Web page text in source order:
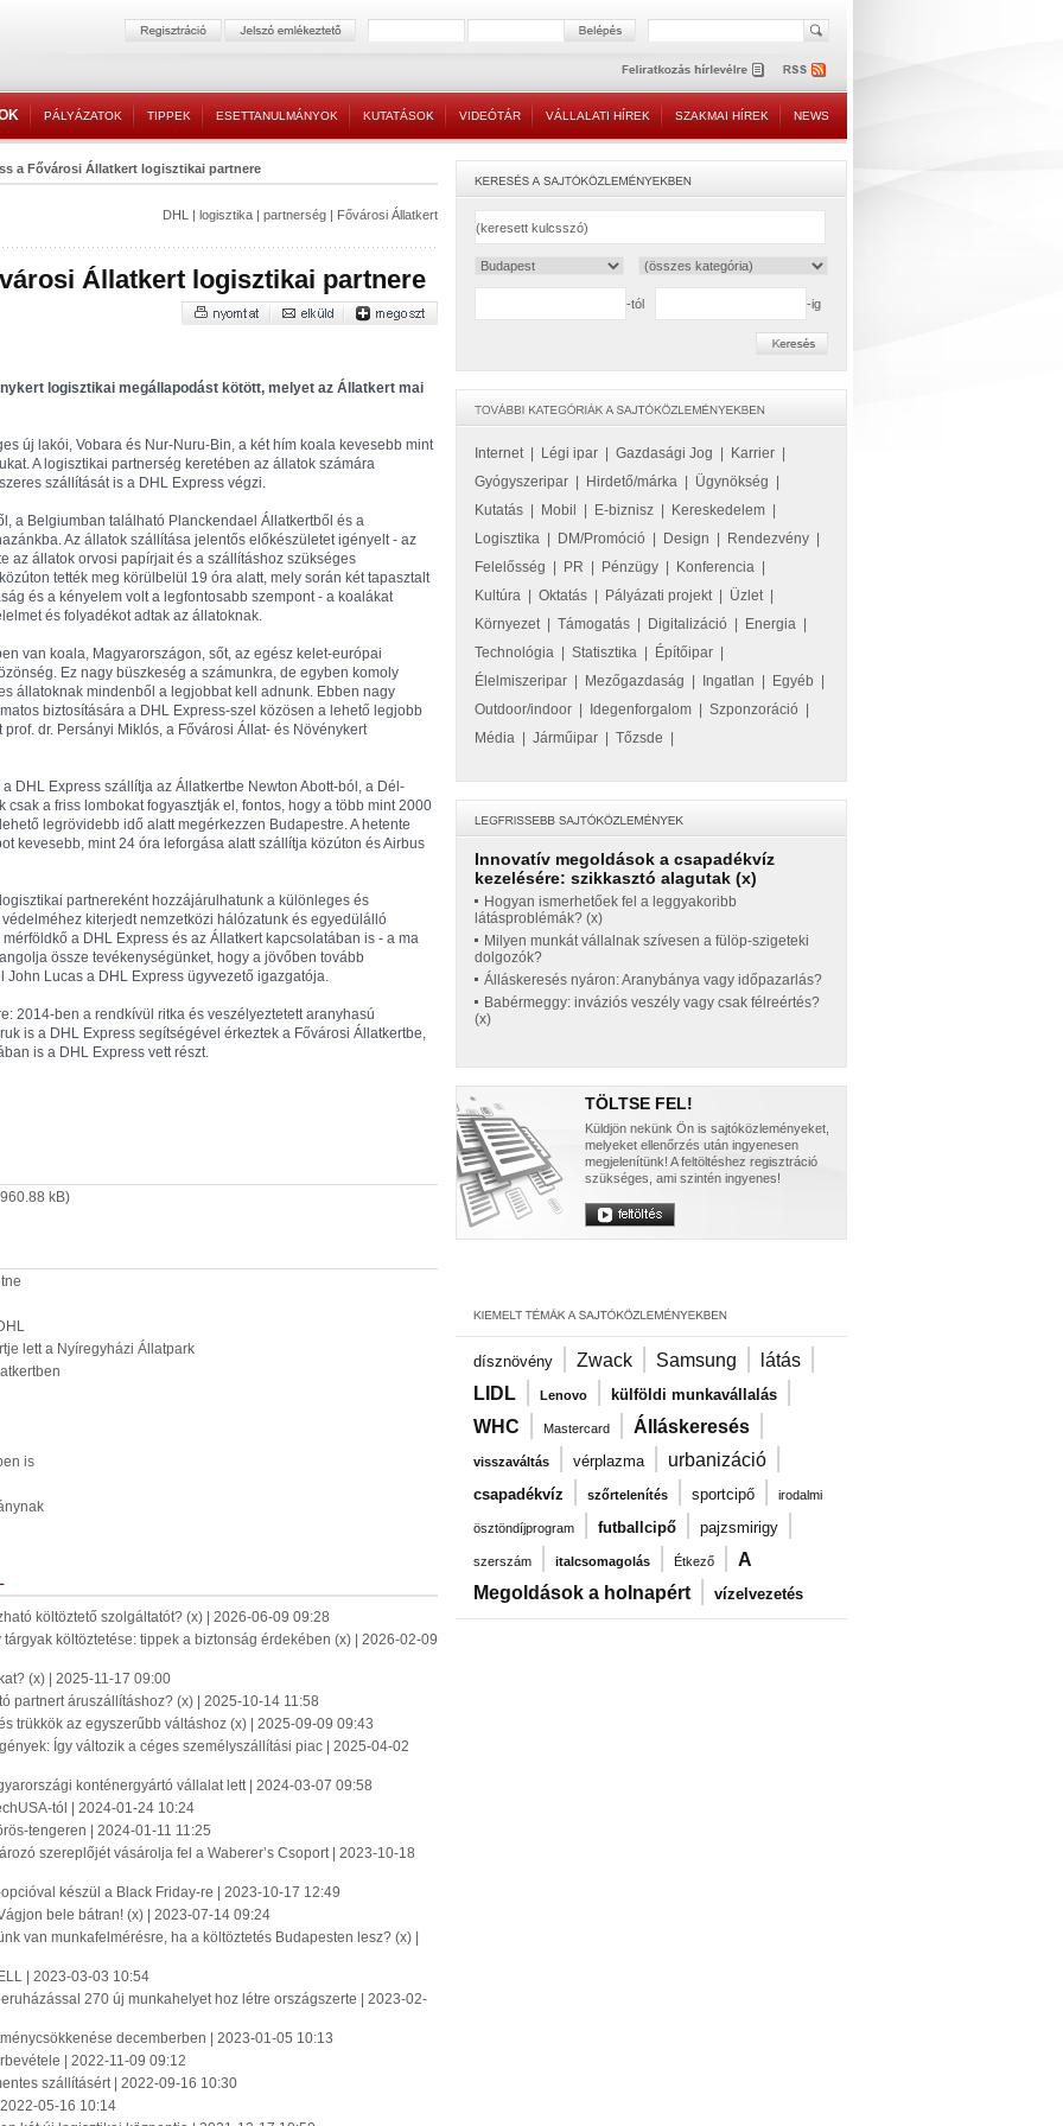
PÁLYÁZATOK TIPPEK ESETTANULMÁNYOK KUTATÁSOK VIDEÓTÁR VÁLLALATI HÍREK SZAKMAI HÍREK NEWS
a Fővárosi Állatkert logisztikai partnere
DHL | logisztika | partnerség | Fővárosi Állatkert
Állatkert logisztikai partnere
logisztikai megállapodást kötött, melyet az Állatkert mai
új lakói, Vobara és Nur-Nuru-Bin, a két hím koala kevesebb mint
A logisztikai partnerség keretében az állatok számára
szállítását is a DHL Express végzi.
a Belgiumban található Planckendael Állatkertből és a
Az állatok szállítása jelentős előkészületet igényelt - az
az állatok orvosi papírjait és a szállításhoz szükséges
tették meg körülbelül 19 óra alatt, mely során két tapasztalt
és a kényelem volt a legfontosabb szempont - a koalákat
és folyadékot adtak az állatoknak.
van koala, Magyarországon, sőt, az egész kelet-európai
Ez nagy büszkeség a számunkra, de egyben komoly
állatoknak mindenből a legjobbat kell adnunk. Ebben nagy
biztosítására a DHL Express-szel közösen a lehető legjobb
dr. Persányi Miklós, a Fővárosi Állat- és Növénykert
DHL Express szállítja az Állatkertbe Newton Abott-ból, a Dél-
a friss lombokat fogyasztják el, fontos, hogy a több mint 2000
legrövidebb idő alatt megérkezzen Budapestre. A hetente
kevesebb, mint 24 óra leforgása alatt szállítja közúton és Airbus
partnereként hozzájárulhatunk a különleges és
kiterjedt nemzetközi hálózatunk és egyedülálló
a DHL Express és az Állatkert kapcsolatában is - a ma
össze tevékenységünket, hogy a jövőben tovább
Lucas a DHL Express ügyvezető igazgatója.
2014-ben a rendkívül ritka és veszélyeztetett aranyhasú
is a DHL Express segítségével érkeztek a Fővárosi Állatkertbe,
is a DHL Express vett részt.
kB)
lett a Nyíregyházi Állatpark
is
költöztető szolgáltatót? (x) | 2026-06-09 09:28
költöztetése: tippek a biztonság érdekében (x) | 2026-02-09
(x) | 2025-11-17 09:00
partnert áruszállításhoz? (x) | 2025-10-14 11:58
trükkök az egyszerűbb váltáshoz (x) | 2025-09-09 09:43
Így változik a céges személyszállítási piac | 2025-04-02
konténergyártó vállalat lett | 2024-03-07 09:58
tól | 2024-01-24 10:24
tengeren | 2024-01-11 11:25
szereplőjét vásárolja fel a Waberer’s Csoport | 2023-10-18
készül a Black Friday-re | 2023-10-17 12:49
bele bátran! (x) | 2023-07-14 09:24
van munkafelmérésre, ha a költöztetés Budapesten lesz? (x) |
| 2023-03-03 10:54
270 új munkahelyet hoz létre országszerte | 2023-02-
decemberben | 2023-01-05 10:13
| 2022-11-09 09:12
szállításért | 2022-09-16 10:30
05-16 10:14
-tól -ig
Internet| Légi ipar Gazdasági Jog Karrier
Gyógyszeripar
Hirdető/márka Ügynökség
Kutatás
Mobil E-biznisz Kereskedelem
Logisztika
DM/Promóció Design Rendezvény
Felelősség
PR Pénzügy Konferencia
Kultúra
Oktatás Pályázati projekt| Üzlet|
Környezet| Támogatás Digitalizáció Energia
Technológia
Statisztika Építőipar
Élelmiszeripar
Mezőgazdaság Ingatlan Egyéb
Outdoor/indoor
Idegenforgalom Szponzoráció
Média
Járműipar Tőzsde
Innovatív megoldások a csapadékvíz
kezelésére: szikkasztó alagutak (x)
Hogyan ismerhetőek fel a leggyakoribb
látásproblémák? (x)
Milyen munkát vállalnak szívesen a fülöp-szigeteki
dolgozók?
Álláskeresés nyáron: Aranybánya vagy időpazarlás?
Babérmeggy: inváziós veszély vagy csak félreértés?
(x)
TÖLTSE FEL!
Küldjön nekünk Ön is sajtóközleményeket,
melyeket ellenőrzés után ingyenesen
megjelenítünk! A feltöltéshez regisztráció
szükséges, ami szintén ingyenes!
dísznövény | Zwack | Samsung | látás |
LIDL | Lenovo | külföldi munkavállalás |
WHC | Mastercard | Álláskeresés |
visszaváltás | vérplazma | urbanizáció |
csapadékvíz | szőrtelenítés | sportcipő | irodalmi
ösztöndíjprogram | futballcipő | pajzsmirigy |
szerszám | italcsomagolás | Étkező | A
Megoldások a holnapért | vízelvezetés